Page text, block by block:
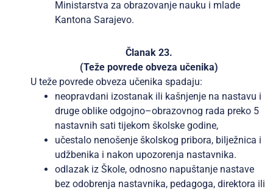
Ministarstva za obrazovanje nauku i mlade
Kantona Sarajevo.
Članak 23.
(Teže povrede obveza učenika)
U teže povrede obveza učenika spadaju:
neopravdani izostanak ili kašnjenje na nastavu i
druge oblike odgojno–obrazovnog rada preko 5
nastavnih sati tijekom školske godine,
učestalo nenošenje školskog pribora, bilježnica i
udžbenika i nakon upozorenja nastavnika.
odlazak iz Škole, odnosno napuštanje nastave
bez odobrenja nastavnika, pedagoga, direktora ili